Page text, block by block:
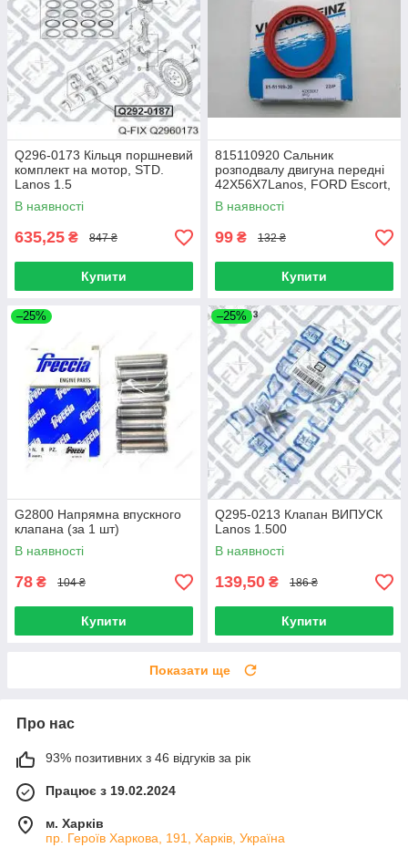
Q296-0173 Кільця поршневий
комплект на мотор, STD.
Lanos 1.5
В наявності
635,25 ₴ 847 ₴
Купити
815110920 Сальник
розподвалу двигуна передні
42X56X7Lanos, FORD Escort,
Granada, Orion, Sierra, Transit
(Reinz)
В наявності
99 ₴ 132 ₴
Купити
–25%
G2800 Напрямна впускного
клапана (за 1 шт)
В наявності
78 ₴ 104 ₴
Купити
–25%
Q295-0213 Клапан ВИПУСК
Lanos 1.500
В наявності
139,50 ₴ 186 ₴
Купити
Показати ще
Про нас
93% позитивних з 46 відгуків за рік
Працює з 19.02.2024
м. Харків
пр. Героїв Харкова, 191, Харків, Україна